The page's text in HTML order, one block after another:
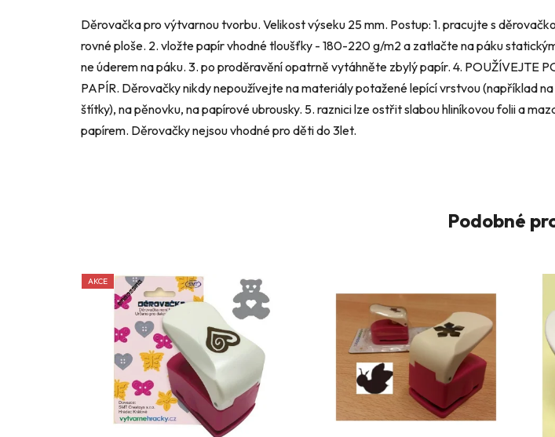
Děrovačka pro výtvarnou tvorbu. Velikost výseku 25 mm. Postup: 1. pracujte s
rovné ploše. 2. vložte papír vhodné tloušťky - 180-220 g/m2 a zatlačte na páku
ne úderem na páku. 3. po proděravění opatrně vytáhněte zbylý papír. 4. POUŽÍVEJTE
PAPÍR. Děrovačky nikdy nepoužívejte na materiály potažené lepící vrstvou (například
štítky), na pěnovku, na papírové ubrousky. 5. raznici lze ostřit slabou hliníkovou folii a
papírem. Děrovačky nejsou vhodné pro děti do 3let.
Podobné
AKCE